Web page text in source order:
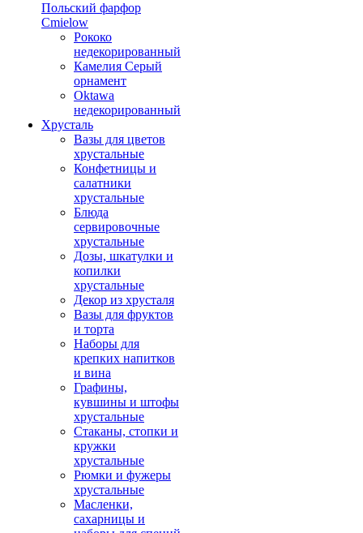
Польский фарфор
Сmielow
Рококо
недекорированный
Камелия Серый
орнамент
Oktawa
недекорированный
Хрусталь
Вазы для цветов
хрустальные
Конфетницы и
салатники
хрустальные
Блюда
сервировочные
хрустальные
Дозы, шкатулки и
копилки
хрустальные
Декор из хрусталя
Вазы для фруктов
и торта
Наборы для
крепких напитков
и вина
Графины,
кувшины и штофы
хрустальные
Стаканы, стопки и
кружки
хрустальные
Рюмки и фужеры
хрустальные
Масленки,
сахарницы и